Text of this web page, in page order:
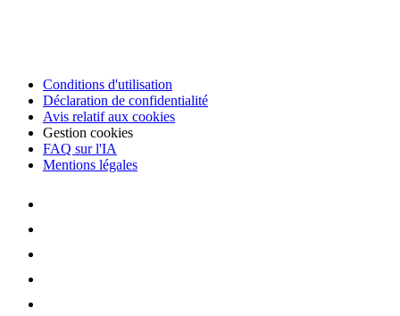
Conditions d'utilisation
Déclaration de confidentialité
Avis relatif aux cookies
Gestion cookies
FAQ sur l'IA
Mentions légales